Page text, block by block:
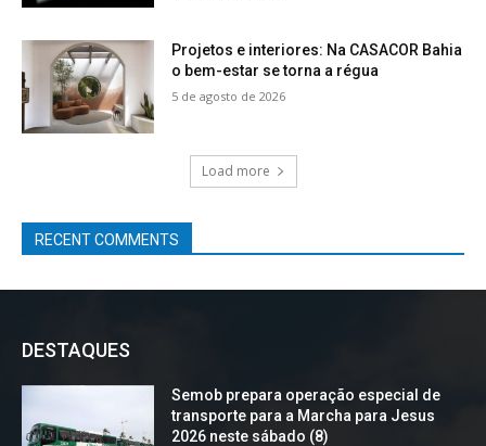
Projetos e interiores: Na CASACOR Bahia
o bem-estar se torna a régua
5 de agosto de 2026
Load more
RECENT COMMENTS
DESTAQUES
Semob prepara operação especial de
transporte para a Marcha para Jesus
2026 neste sábado (8)